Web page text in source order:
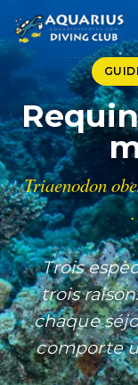
Triaenodon
Trois
trois
chaque
comporte